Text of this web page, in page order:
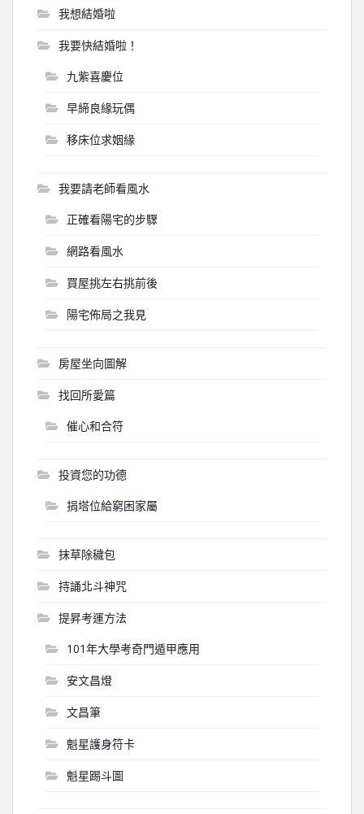
我想結婚啦
我要快結婚啦！
九紫喜慶位
早締良緣玩偶
移床位求姻緣
我要請老師看風水
正確看陽宅的步驟
網路看風水
買屋挑左右挑前後
陽宅佈局之我見
房屋坐向圖解
找回所愛篇
催心和合符
投資您的功德
捐塔位給窮困家屬
抹草除穢包
持誦北斗神咒
提昇考運方法
101年大學考奇門遁甲應用
安文昌燈
文昌筆
魁星護身符卡
魁星踢斗圖